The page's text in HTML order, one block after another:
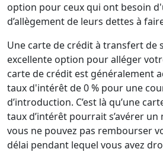
option pour ceux qui ont besoin
d’allègement de leurs dettes à
Une carte de crédit à transfert de
excellente option pour alléger
carte de crédit est généralement
taux d'intérêt de 0 % pour une
d’introduction. C’est là qu’une
taux d’intérêt pourrait s’avérer un
vous ne pouvez pas rembourser
délai pendant lequel vous avez